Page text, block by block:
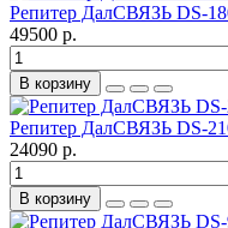
Репитер ДалСВЯЗЬ DS-
49500 р.
В корзину
Репитер ДалСВЯЗЬ DS-
24090 р.
В корзину